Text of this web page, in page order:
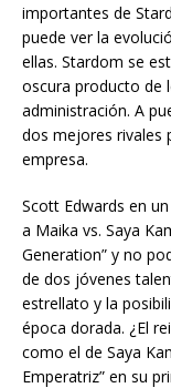
importantes de
puede ver la
ellas. Stardom se
oscura producto de
administración. A
dos mejores rivales
empresa.
Scott Edwards en
a Maika vs. Saya
Generation” y no
de dos jóvenes
estrellato y la
época dorada. ¿El
como el de Saya
Emperatriz” en su